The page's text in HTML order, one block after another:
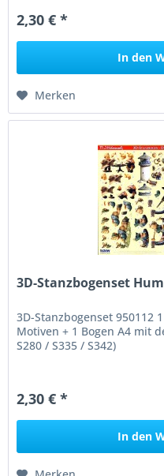
2,30 € *
In den
Merken
3D-Stanzbogenset
3D-Stanzbogenset 950112
Motiven + 1 Bogen A4 mit
S280 / S335 / S342)
2,30 € *
In den